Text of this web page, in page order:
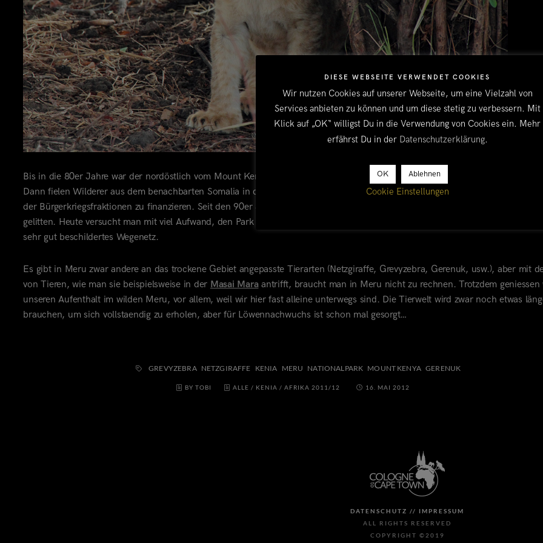
Bis in die 80er Jahre war der nordöstlich vom Mount Kenya gelegene Meru Nationalpark eines der beliebtesten Reiseziele des
Dann fielen Wilderer aus dem benachbarten Somalia in das Gebiet ein, um mit dem gejagten Elfenbein und Nashorn die
der Bürgerkriegsfraktionen zu finanzieren. Seit den 90er Jahren gilt das Gebiet wieder als sicher. Allerdings hat die Tierwelt
gelitten. Heute versucht man mit viel Aufwand, den Park zu
rehabilitieren. So gibt es ein Nashornzuchtprogramm und ein
sehr gut beschildertes Wegenetz.
Es gibt in Meru zwar andere an das trockene Gebiet angepasste Tierarten (Netzgiraffe, Grevyzebra, Gerenuk, usw.), aber mit
von Tieren, wie man sie beispielsweise in der Masai Maraantrifft, braucht man in Meru nicht zu rechnen. Trotzdem geniessen
unseren Aufenthalt im wilden Meru, vor allem, weil wir hier fast alleine unterwegs sind. Die Tierwelt wird zwar noch etwas
brauchen, um sich vollstaendig zu erholen, aber für Löwennachwuchs ist schon mal gesorgt…
GREVYZEBRA NETZGIRAFFE KENIA MERU NATIONALPARK MOUNT KENYA GERENUK
BY TOBI ALLE / KENIA / AFRIKA 2011/12 16. MAI 2012
DATENSCHUTZ // IMPRESSUM
ALL RIGHTS RESERVED
COPYRIGHT ©2019
DIESE WEBSEITE VERWENDET COOKIES
Wir nutzen Cookies auf unserer Webseite, um eine Vielzahl von
Services anbieten zu können und um diese stetig zu verbessern. Mit
Klick auf „OK“ willigst Du in die Verwendung von Cookies ein. Mehr
erfährst Du in der Datenschutzerklärung.
OK Ablehnen
Cookie Einstellungen